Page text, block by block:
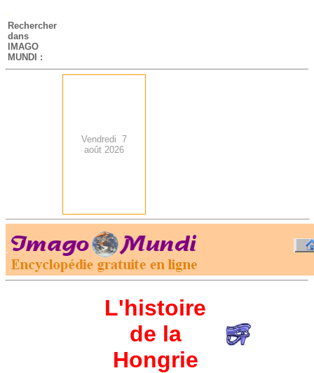
-
Rechercher
dans
IMAGO
MUNDI :
Vendredi 7
août 2026
.
L'histoire
de la
Hongrie